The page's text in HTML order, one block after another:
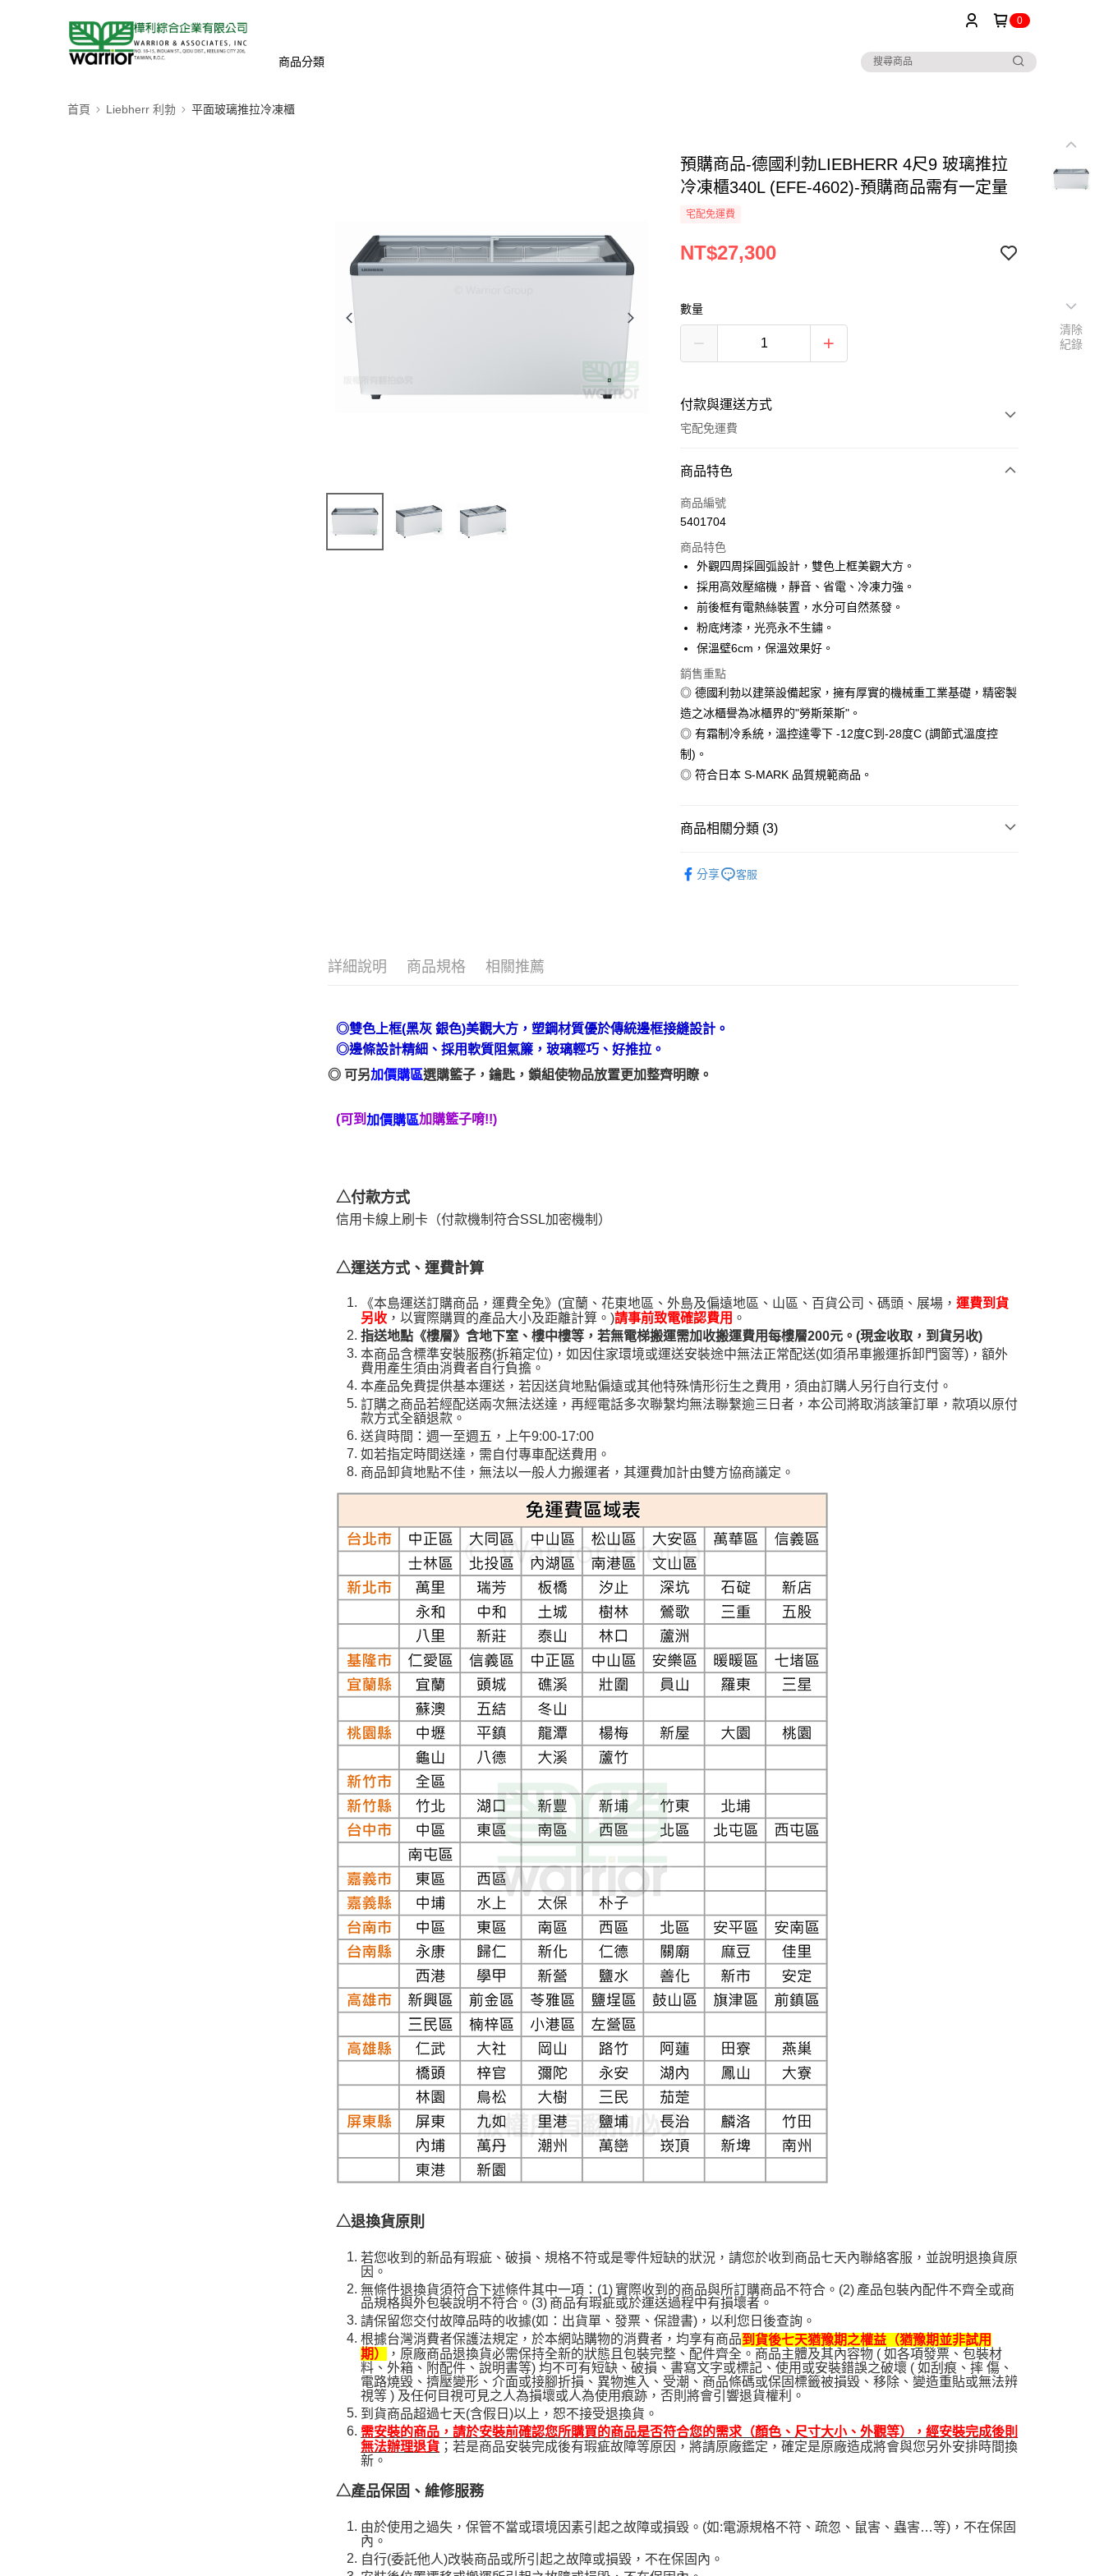
0
商品分類
首頁 Liebherr 利勃 平面玻璃推拉冷凍櫃
預購商品-德國利勃LIEBHERR 4尺9 玻璃推拉
冷凍櫃340L (EFE-4602)-預購商品需有一定量
宅配免運費
NT$27,300
數量
付款與運送方式
宅配免運費
付款方式
信用卡一次付款
Apple Pay
街口支付
悠遊付
AFTEE先享後付
相關說明
【關於「AFTEE先享後付」】
便利好安心！
１．簡單：不需註冊會員、不需綁卡、不需儲值。
２．便利：只要手機號碼，簡訊認證，即可結帳。
３．安心：先確認商品／服務後，再付款。
付」結帳頁面，進行簡訊認證並確認金額後，即可完成結帳。
２．訂單成立數日內，您將收到繳費通知簡訊。
／ATM／網路銀行／等多元方式進行付款，方視為交易完成。
※ 請注意：結帳手續完成當下不需立刻繳費，但若您需要取消訂單，請聯
求債權轉讓予恩沛科技股份有限公司。
３．未成年的使用者請事先徵得法定代理人或監護人之同意方可使用
運送方式
宅配(請注意配件不含在免運內)
免運費
商品特色
商品編號
5401704
商品特色
外觀四周採圓弧設計，雙色上框美觀大方。
採用高效壓縮機，靜音、省電、冷凍力強。
前後框有電熱絲裝置，水分可自然蒸發。
粉底烤漆，光亮永不生鏽。
保溫壁6cm，保溫效果好。
銷售重點
◎ 德國利勃以建築設備起家，擁有厚實的機械重工業基礎，精密製
造之冰櫃譽為冰櫃界的"勞斯萊斯"。
◎ 有霜制冷系統，溫控達零下 -12度C到-28度C (調節式溫度控
制)。
◎ 符合日本 S-MARK 品質規範商品。
商品相關分類 (3)
分享 客服
詳細說明 商品規格 相關推薦
◎雙色上框(黑灰 銀色)美觀大方，塑鋼材質優於傳統邊框接縫設計。
◎邊條設計精細、採用軟質阻氣簾，玻璃輕巧、好推拉。
◎ 可另加價購區選購籃子，鑰匙，鎖組使物品放置更加整齊明瞭。
(可到加價購區加購籃子唷!!)
△付款方式
信用卡線上刷卡（付款機制符合SSL加密機制）
△運送方式、運費計算
《本島運送訂購商品，運費全免》(宜蘭、花東地區、外島及偏遠地區、山區、百貨公司、碼頭、展場，運費到貨
另收 ，以實際購買的產品大小及距離計算。)請事前致電確認費用 。
指送地點《樓層》含地下室、樓中樓等，若無電梯搬運需加收搬運費用每樓層200元。(現金收取，到貨另收)
本商品含標準安裝服務(拆箱定位)，如因住家環境或運送安裝途中無法正常配送(如須吊車搬運拆卸門窗等)，額外
費用產生須由消費者自行負擔。
本產品免費提供基本運送，若因送貨地點偏遠或其他特殊情形衍生之費用，須由訂購人另行自行支付。
訂購之商品若經配送兩次無法送達，再經電話多次聯繫均無法聯繫逾三日者，本公司將取消該筆訂單，款項以原付
款方式全額退款。
送貨時間：週一至週五，上午9:00-17:00
如若指定時間送達，需自付專車配送費用。
商品卸貨地點不佳，無法以一般人力搬運者，其運費加計由雙方協商議定。
△退換貨原則
若您收到的新品有瑕疵、破損、規格不符或是零件短缺的狀況，請您於收到商品七天內聯絡客服，並說明退換貨原
因。
無條件退換貨須符合下述條件其中一項： (1)實際收到的商品與所訂購商品不符合。 (2) 產品包裝內配件不齊全或商
品規格與外包裝說明不符合。 (3) 商品有瑕疵或於運送過程中有損壞者。
請保留您交付故障品時的收據(如：出貨單、發票、保證書)，以利您日後查詢。
根據台灣消費者保護法規定，於本網站購物的消費者，均享有商品到貨後七天猶豫期之權益（猶豫期並非試用
期）
，原廠商品退換貨必需保持全新的狀態且包裝完整、配件齊全。商品主體及其內容物 ( 如各項發票、包裝材
料、外箱、附配件、說明書等) 均不可有短缺、破損、書寫文字或標記、使用或安裝錯誤之破壞 ( 如刮痕、摔 傷、
電路燒毀、擠壓變形、介面或接腳折損、異物進入、受潮、商品條碼或保固標籤被損毀、移除、變造重貼或無法辨
視等 ) 及任何目視可見之人為損壞或人為使用痕跡，否則將會引響退貨權利。
到貨商品超過七天(含假日)以上，恕不接受退換貨。
需安裝的商品，請於安裝前確認您所購買的商品是否符合您的需求（顏色、尺寸大小、外觀等），經安裝完成後則
無法辦理退貨 ；若是商品安裝完成後有瑕疵故障等原因，將請原廠鑑定，確定是原廠造成將會與您另外安排時間換
新。
△產品保固、維修服務
由於使用之過失，保管不當或環境因素引起之故障或損毀。(如:電源規格不符、疏忽、鼠害、蟲害…等)，不在保固
內。
自行(委託他人)改裝商品或所引起之故障或損毀，不在保固內。
清除
紀錄